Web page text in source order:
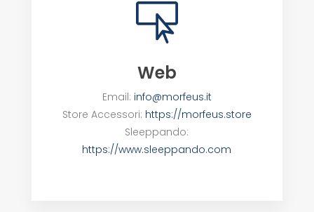

Web
Email: info@morfeus.it
Store Accessori: https://morfeus.store
Sleeppando:
https://www.sleeppando.com